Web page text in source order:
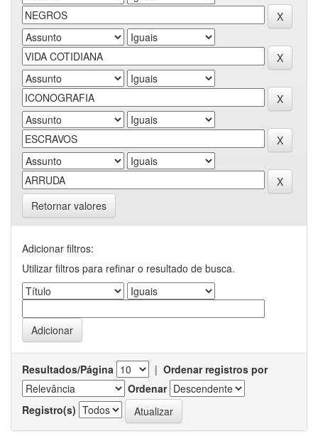
Retornar valores
Adicionar filtros:
Utilizar filtros para refinar o resultado de busca.
Resultados/Página | Ordenar registros por
Ordenar
Registro(s)